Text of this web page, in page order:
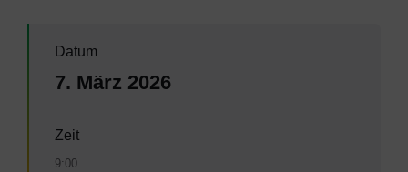
Datum
7. März 2026
Zeit
9:00